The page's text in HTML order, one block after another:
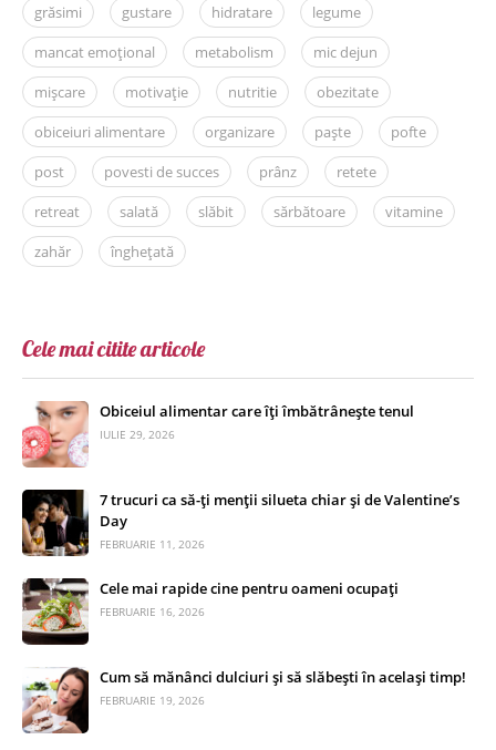
grăsimi
gustare hidratare
legume
mancat emoțional
metabolism
mic dejun
mișcare
motivație nutritie
obezitate
obiceiuri alimentare
organizare paște
pofte
post
povesti de succes prânz
retete
retreat
salată slăbit sărbătoare
vitamine
zahăr
înghețată
Cele mai citite articole
Obiceiul alimentar care îți îmbătrânește tenul
IULIE 29, 2026
7 trucuri ca să-ți menții silueta chiar și de Valentine’s
Day
FEBRUARIE 11, 2026
Cele mai rapide cine pentru oameni ocupați
FEBRUARIE 16, 2026
Cum să mănânci dulciuri și să slăbești în același timp!
FEBRUARIE 19, 2026